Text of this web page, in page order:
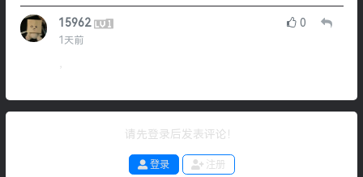
15962
1天前
0
，
请先登录后发表评论！
登录 注册